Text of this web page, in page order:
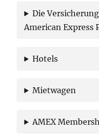
Die
American Express
Hotels
Mietwagen
AMEX